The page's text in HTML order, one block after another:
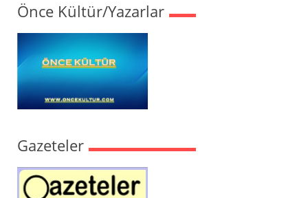
Önce Kültür/Yazarlar
Gazeteler